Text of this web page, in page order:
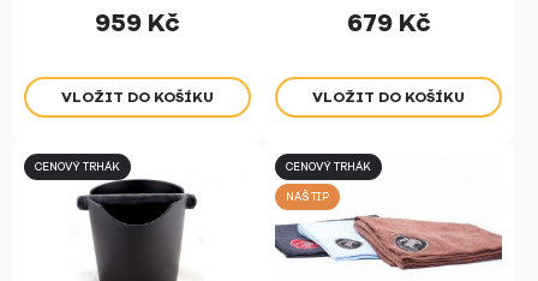
959 Kč 679 Kč
CENOVÝ TRHÁK CENOVÝ TRHÁK
NÁŠ TIP